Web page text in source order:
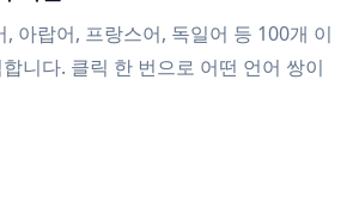
아랍어, 프랑스어, 독일어 등 100개 이
니다. 클릭 한 번으로 어떤 언어 쌍이